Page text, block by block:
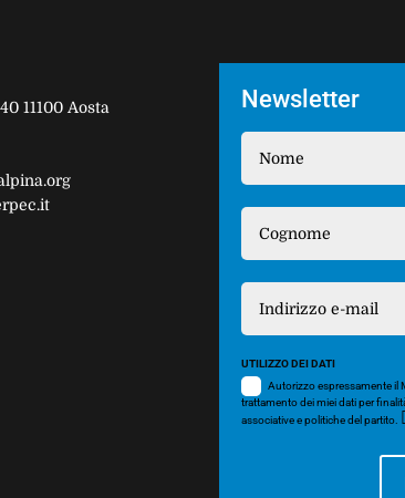
11100 Aosta Newsletter
UTILIZZO DEI DATI
Autorizzo espressamente il
trattamento dei miei dati per
associative e politiche del partito.